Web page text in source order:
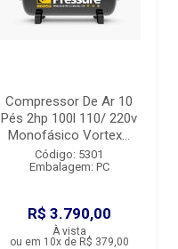
Compressor De Ar 10
Pés 2hp 100l 110/ 220v
Monofásico Vortex...
Código: 5301
Embalagem: PC
R$ 3.790,00
À vista
ou em 10x de R$ 379,00